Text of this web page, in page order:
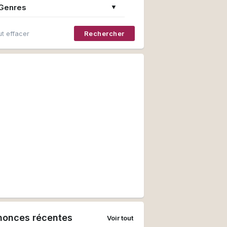
▼
effacer Rechercher
récentes Voir tout